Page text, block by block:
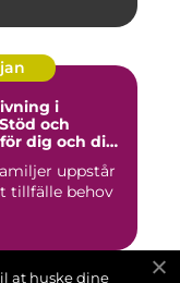
i
och
dig och din
uppstår
tillfälle behov
at huske dine